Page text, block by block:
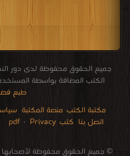
جميع الحقوق محفوظة لدى دور
الكتب المضافة بواسطة
طبع
مكتبة الكتب منصة المكتبة
اتصل بنا كتب pdf · Privacy
© جميع الحقوق محفوظة